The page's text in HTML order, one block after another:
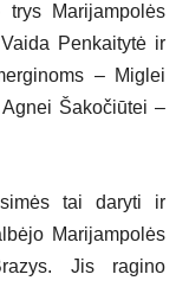
Marijampolės
Penkaitytė ir
– Miglei
Šakočiūtei –
tai daryti ir
Marijampolės
Jis ragino